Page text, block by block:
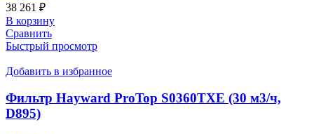
38 261 ₽
В корзину
Сравнить
Быстрый просмотр
Добавить в избранное
Фильтр Hayward ProTop S0360TXE (30 м3/ч,
D895)